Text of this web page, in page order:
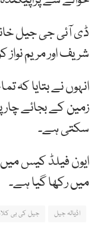
ڈی آئی جی جیل
شریف اور مریم
انہوں نے بتایا کہ
زمین کے بجائے
سکتی ہے۔
ایون فیلڈ کیس میں
میں رکھا گیا ہے۔
اڈیالہ جیل جیل کی بی